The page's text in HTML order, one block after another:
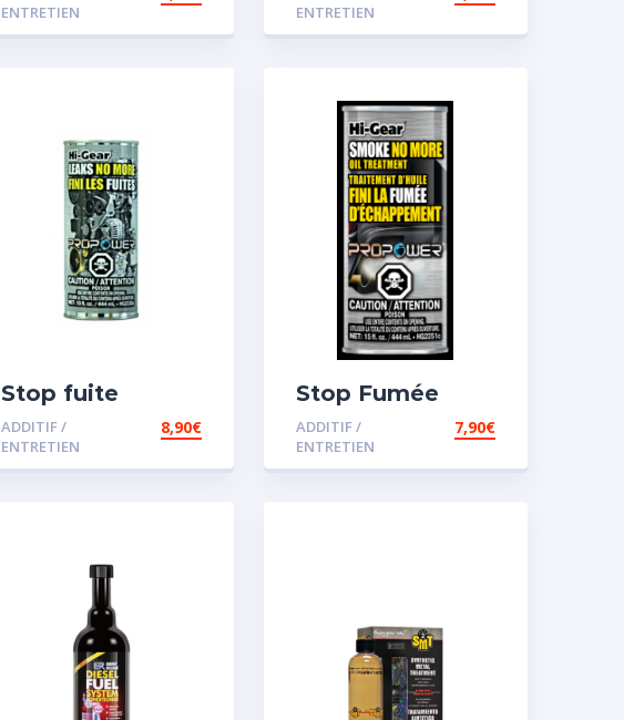
ENTRETIEN
ENTRETIEN
Stop fuite
moteur
ADDITIF /
ENTRETIEN
8,90€
Stop Fumée
ADDITIF /
ENTRETIEN
7,90€